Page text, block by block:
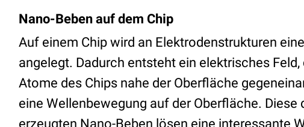
Nano-Beben auf dem Chip
Auf einem Chip wird an Elektrodenstrukturen
angelegt. Dadurch entsteht ein elektrisches
Atome des Chips nahe der Oberfläche
eine Wellenbewegung auf der Oberfläche.
erzeugten Nano-Beben lösen eine interessante